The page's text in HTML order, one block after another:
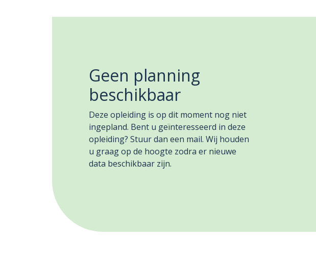
Geen planning
beschikbaar
Deze opleiding is op dit moment nog niet
ingepland. Bent u geïnteresseerd in deze
opleiding? Stuur dan een mail. Wij houden
u graag op de hoogte zodra er nieuwe
data beschikbaar zijn.